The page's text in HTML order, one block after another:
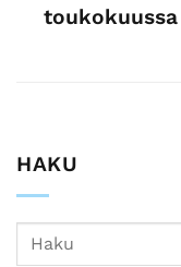
toukokuussa
HAKU